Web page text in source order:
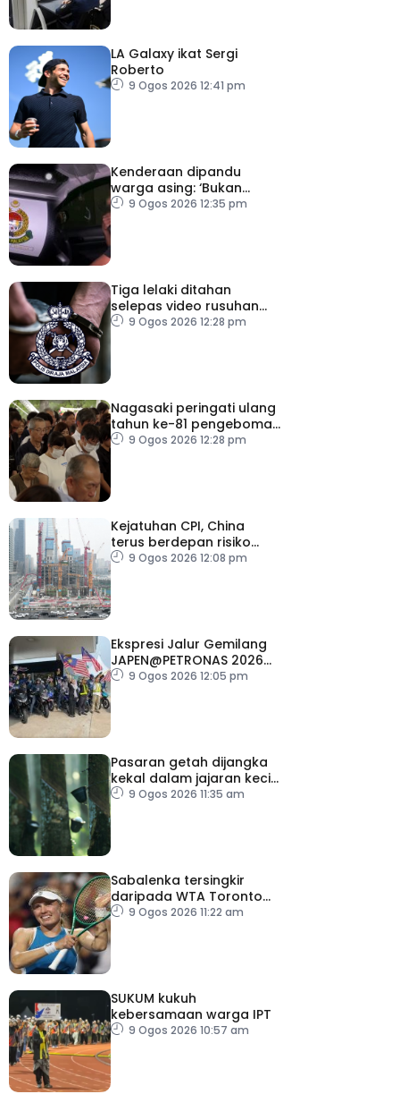
LA Galaxy ikat Sergi
Roberto
9 Ogos 2026 12:41 pm
Kenderaan dipandu
warga asing: ‘Bukan
kereta rasmi jabatan’
9 Ogos 2026 12:35 pm
Tiga lelaki ditahan
selepas video rusuhan
serang pegawai kanan
9 Ogos 2026 12:28 pm
Nagasaki peringati ulang
tahun ke-81 pengeboman
atom9 Ogos 2026 12:28 pm
Kejatuhan CPI, China
terus berdepan risiko
deflasi
9 Ogos 2026 12:08 pm
Ekspresi Jalur Gemilang
JAPEN@PETRONAS 2026
dilancar serentak di 15
9 Ogos 2026 12:05 pm
Pasaran getah dijangka
kekal dalam jajaran kecil
minggu depan
9 Ogos 2026 11:35 am
Sabalenka tersingkir
daripada WTA Toronto
Masters
9 Ogos 2026 11:22 am
SUKUM kukuh
kebersamaan warga IPT
9 Ogos 2026 10:57 am